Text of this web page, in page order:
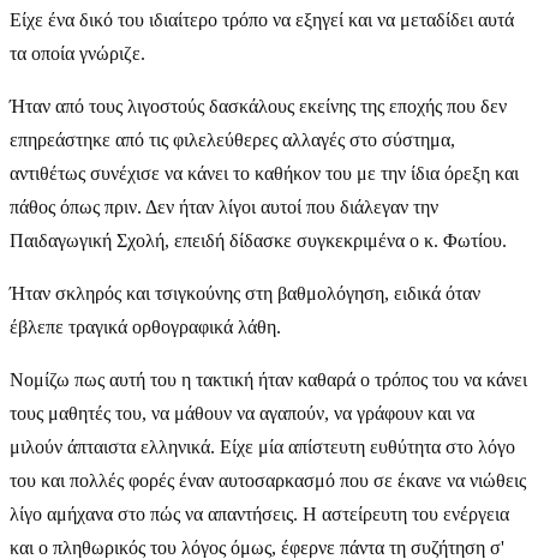
Είχε ένα δικό του ιδιαίτερο τρόπο να εξηγεί και να μεταδίδει αυτά
τα οποία γνώριζε.
Ήταν από τους λιγοστούς δασκάλους εκείνης της εποχής που δεν
επηρεάστηκε από τις φιλελεύθερες αλλαγές στο σύστημα,
αντιθέτως συνέχισε να κάνει το καθήκον του με την ίδια όρεξη και
πάθος όπως πριν. Δεν ήταν λίγοι αυτοί που διάλεγαν την
Παιδαγωγική Σχολή, επειδή δίδασκε συγκεκριμένα ο κ. Φωτίου.
Ήταν σκληρός και τσιγκούνης στη βαθμολόγηση, ειδικά όταν
έβλεπε τραγικά ορθογραφικά λάθη.
Νομίζω πως αυτή του η τακτική ήταν καθαρά ο τρόπος του να κάνει
τους μαθητές του, να μάθουν να αγαπούν, να γράφουν και να
μιλούν άπταιστα ελληνικά. Είχε μία απίστευτη ευθύτητα στο λόγο
του και πολλές φορές έναν αυτοσαρκασμό που σε έκανε να νιώθεις
λίγο αμήχανα στο πώς να απαντήσεις. Η αστείρευτη του ενέργεια
και ο πληθωρικός του λόγος όμως, έφερνε πάντα τη συζήτηση σ'